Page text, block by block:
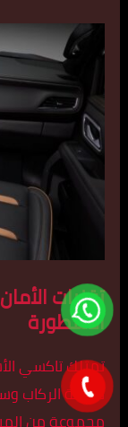
تقنيات
الأسطورة
تمتلك تاكسي
سلامة الركاب